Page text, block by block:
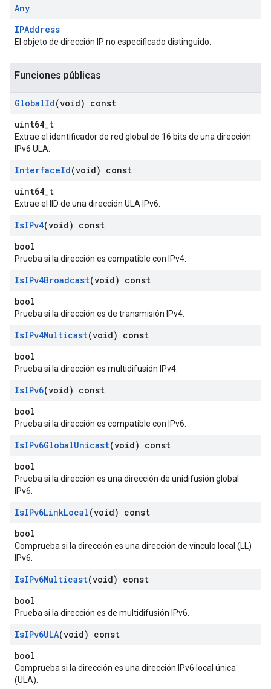
Any
IPAddress
El objeto de dirección IP no especificado distinguido.
Funciones públicas
GlobalId(void) const
uint64_t
Extrae el identificador de red global de 16 bits de una dirección
IPv6 ULA.
InterfaceId(void) const
uint64_t
Extrae el IID de una dirección ULA IPv6.
IsIPv4(void) const
bool
Prueba si la dirección es compatible con IPv4.
IsIPv4Broadcast(void) const
bool
Prueba si la dirección es de transmisión IPv4.
IsIPv4Multicast(void) const
bool
Prueba si la dirección es multidifusión IPv4.
IsIPv6(void) const
bool
Prueba si la dirección es compatible con IPv6.
IsIPv6GlobalUnicast(void) const
bool
Prueba si la dirección es una dirección de unidifusión global
IPv6.
IsIPv6LinkLocal(void) const
bool
Comprueba si la dirección es una dirección de vínculo local (LL)
IPv6.
IsIPv6Multicast(void) const
bool
Prueba si la dirección es de multidifusión IPv6.
IsIPv6ULA(void) const
bool
Comprueba si la dirección es una dirección IPv6 local única
(ULA).